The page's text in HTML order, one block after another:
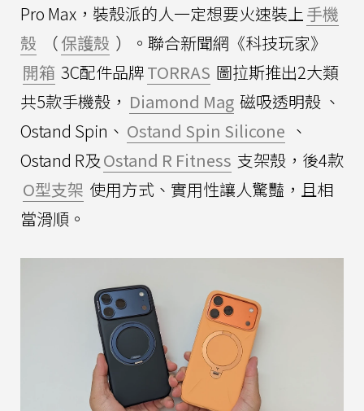
Pro Max，裝殼派的人一定想要火速裝上手機
殼
（保護殼 ）。聯合新聞網《科技玩家》
開箱 3C配件品牌TORRAS 圖拉斯推出2大類
共5款手機殼， Diamond Mag 磁吸透明殼 、
Ostand Spin、 Ostand Spin Silicone 、
Ostand R及Ostand R Fitness 支架殼，後4款
O型支架 使用方式、實用性讓人驚豔，且相
當滑順。